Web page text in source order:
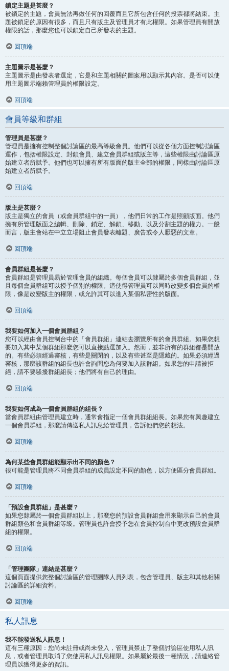
鎖定主題是甚麼？
被鎖定的主題，會員無法再做任何的回覆而且它所包含任何的投票都將結束。主
題被鎖定的原因有很多，而且只有版主及管理員才有此權限。如果管理員有開放
權限的話，那麼您也可以鎖定自己所發表的主題。
回頂端
主題圖示是甚麼？
主題圖示是由發表者選定，它是和主題相關的圖案用以顯示其內容。是否可以使
用主題圖示端賴管理員的權限設定。
回頂端
會員等級和群組
管理員是甚麼？
管理員是擁有控制整個討論區的最高等級會員。他們可以從各個方面控制討論區
運作，包括權限設定、封鎖會員、建立會員群組或版主等，這些權限由討論區原
始建立者所賦予。他們也可以擁有所有版面的版主全部的權限，同樣由討論區原
始建立者所賦予。
回頂端
版主是甚麼？
版主是獨立的會員（或會員群組中的一員），他們日常的工作是照顧版面。他們
擁有所管理版面之編輯、刪除、鎖定、解鎖、移動、以及分割主題的權力。一般
而言，版主會站在中立立場阻止會員發表離題、廣告或令人厭惡的文章。
回頂端
會員群組是甚麼？
會員群組是管理員易於管理會員的組織。每個會員可以隸屬於多個會員群組，並
且每個會員群組可以授予個別的權限。這使得管理員可以同時改變多個會員的權
限，像是改變版主的權限，或允許其可以進入某個私密性的版面。
回頂端
我要如何加入一個會員群組？
您可以經由會員控制台中的「會員群組」連結去瀏覽所有的會員群組。如果您想
要加入其中某個群組那麼您可以直接點選加入。然而，並非所有的群組都是開放
的。有些必須經過審核，有些是關閉的，以及有些甚至是隱藏的。如果必須經過
審核，那麼該群組的組長也許會詢問您為何要加入該群組。如果您的申請被拒
絕，請不要騷擾群組組長；他們將有自己的理由。
回頂端
我要如何成為一個會員群組的組長？
當會員群組由管理員建立時，通常會指定一個會員群組組長。如果您有興趣建立
一個會員群組，那麼請傳送私人訊息給管理員，告訴他們您的想法。
回頂端
為何某些會員群組能顯示出不同的顏色？
很可能是管理員將不同會員群組的成員設定不同的顏色，以方便區分會員群組。
回頂端
「預設會員群組」是甚麼？
如果您隸屬於一個會員群組以上，那麼您的預設會員群組會用來顯示自己的會員
群組顏色和會員群組等級。管理員也許會授予您在會員控制台中更改預設會員群
組的權限。
回頂端
「管理團隊」連結是甚麼？
這個頁面提供您整個討論區的管理團隊人員列表，包含管理員、版主和其他相關
討論區的詳細資料。
回頂端
私人訊息
我不能發送私人訊息！
這有三種原因：您尚未註冊或尚未登入，管理員禁止了整個討論區使用私人訊
息，或者管理員取消了您使用私人訊息權限。如果屬於最後一種情況，請連絡管
理員以獲得更多的資訊。